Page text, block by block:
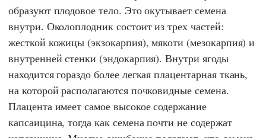
образуют плодовое тело. Это окутывает семена
внутри. Околоплодник состоит из трех частей:
жесткой кожицы (экзокарпия), мякоти (мезокарпия) и
внутренней стенки (эндокарпия). Внутри ягоды
находится гораздо более легкая плацентарная ткань,
на которой располагаются почковидные семена.
Плацента имеет самое высокое содержание
капсаицина, тогда как семена почти не содержат